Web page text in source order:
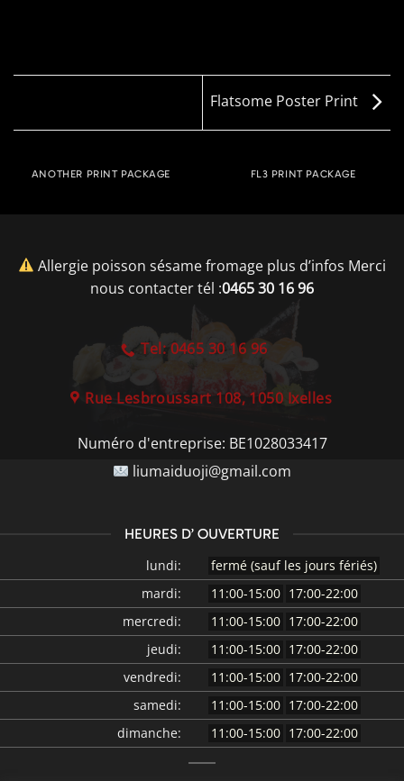
Flatsome Poster Print
ANOTHER PRINT PACKAGE FL3 PRINT PACKAGE
Allergie poisson sésame fromage plus d’infos Merci
nous contacter tél :0465 30 16 96
Tel: 0465 30 16 96
Rue Lesbroussart 108, 1050 Ixelles
Numéro d'entreprise: BE1028033417
liumaiduoji@gmail.com
HEURES D’ OUVERTURE
lundi:
fermé (sauf les jours fériés)
mardi:
11:00-15:00 17:00-22:00
mercredi:
11:00-15:00 17:00-22:00
jeudi:
11:00-15:00 17:00-22:00
vendredi:
11:00-15:00 17:00-22:00
samedi:
11:00-15:00 17:00-22:00
dimanche:
11:00-15:00 17:00-22:00